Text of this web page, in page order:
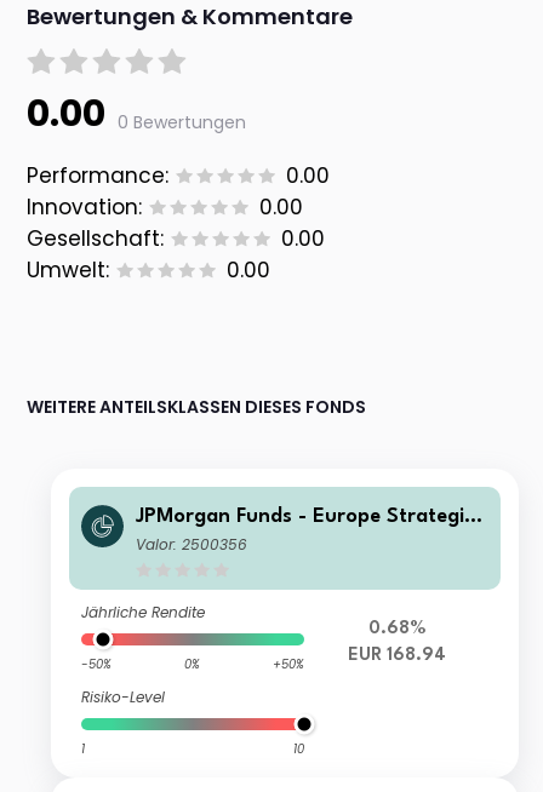
Bewertungen & Kommentare
0.00 0 Bewertungen
Performance:
0.00
Innovation:
0.00
Gesellschaft:
0.00
Umwelt:
0.00
WEITERE ANTEILSKLASSEN DIESES FONDS
JPMorgan Funds - Europe Strategic
Value Fund I (dist) EUR
Valor: 2500356
Jährliche Rendite
-50% 0% +50%
Risiko-Level
1 10
0.68%
EUR 168.94